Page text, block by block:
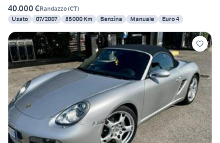
40.000 €Randazzo(CT)
Usato
07/2007 85000 Km Benzina Manuale Euro 4